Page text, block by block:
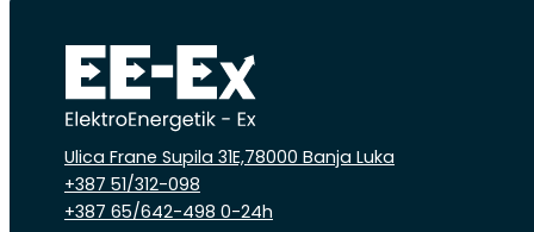
Ulica Frane Supila 31E,78000 Banja Luka
+387 51/312-098
+387 65/642-498 0-24h